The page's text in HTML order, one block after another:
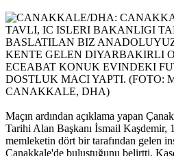
Maçın ardından açıklama yapan
Tarihi Alan Başkanı İsmail Kaşdemir,
memleketin dört bir tarafından gelen
Çanakkale'de buluştuğunu belirtti.